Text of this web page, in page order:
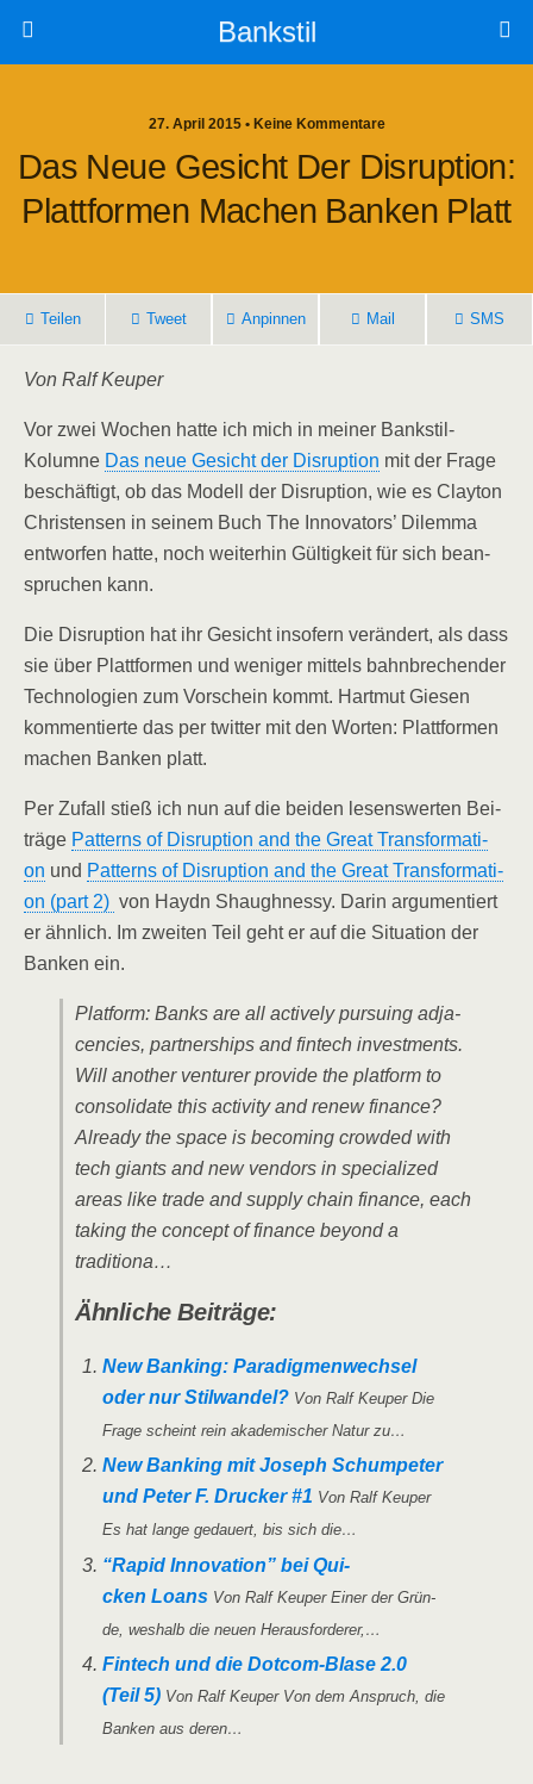
Bankstil
27. April 2015 • Keine Kommentare
Das Neue Gesicht Der Dis­rup­ti­on:
Platt­for­men Machen Ban­ken Platt
Tei­len Tweet Anpin­nen Mail SMS
Von Ralf Keuper
Vor zwei Wochen hat­te ich mich in mei­ner Bank­stil-
Kolum­ne Das neue Gesicht der Dis­rup­ti­on mit der Fra­ge
beschäf­tigt, ob das Modell der Dis­rup­ti­on, wie es Clay­ton
Chris­ten­sen in sei­nem Buch The Inno­va­tors’ Dilem­ma
ent­wor­fen hat­te, noch wei­ter­hin Gül­tig­keit für sich bean­
spru­chen kann.
Die Dis­rup­ti­on hat ihr Gesicht inso­fern ver­än­dert, als dass
sie über Platt­for­men und weni­ger mit­tels bahn­bre­chen­der
Tech­no­lo­gien zum Vor­schein kommt. Hart­mut Gie­sen
kom­men­tier­te das per twit­ter mit den Wor­ten: Platt­for­men
machen Ban­ken platt.
Per Zufall stieß ich nun auf die bei­den lesens­wer­ten Bei­
trä­ge Pat­terns of Dis­rup­ti­on and the Gre­at Trans­for­ma­ti­
on und Pat­terns of Dis­rup­ti­on and the Gre­at Trans­for­ma­ti­
on (part 2) von Haydn Shaugh­nes­sy. Dar­in argu­men­tiert
er ähn­lich. Im zwei­ten Teil geht er auf die Situa­ti­on der
Ban­ken ein.
Plat­form: Banks are all actively pur­suing adja­
cen­ci­es, part­ner­ships and fin­tech invest­ments.
Will ano­ther ven­turer pro­vi­de the plat­form to
con­so­li­da­te this acti­vi­ty and renew finan­ce?
Alre­a­dy the space is beco­ming crow­ded with
tech giants and new ven­dors in spe­cia­li­zed
are­as like trade and sup­p­ly chain finan­ce, each
taking the con­cept of finan­ce bey­ond a
traditiona…
Ähn­li­che Beiträge:
New Ban­king: Para­dig­men­wech­sel
oder nur Stil­wan­del? Von Ralf Keu­per Die
Fra­ge scheint rein aka­de­mi­scher Natur zu…
New Ban­king mit Joseph Schum­pe­ter
und Peter F. Dru­cker #1 Von Ralf Keu­per
Es hat lan­ge gedau­ert, bis sich die…
“Rapid Inno­va­ti­on” bei Qui­
cken Loans Von Ralf Keu­per Einer der Grün­
de, wes­halb die neu­en Herausforderer,…
Fin­tech und die Dot­­com-Bla­­se 2.0
(Teil 5) Von Ralf Keu­per Von dem Anspruch, die
Ban­ken aus deren…